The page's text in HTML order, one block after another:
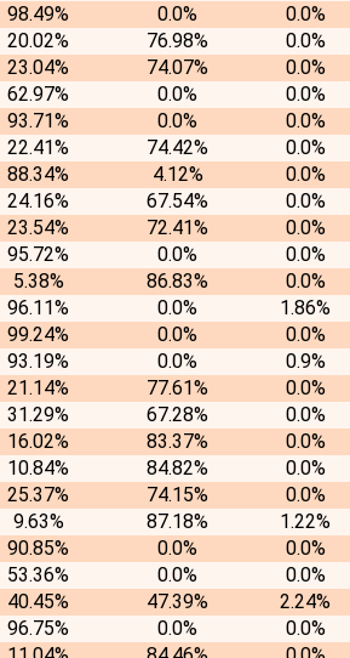
98.49% 0.0%
0.0%
20.02% 76.98%
0.0%
23.04% 74.07%
0.0%
62.97% 0.0%
0.0%
93.71% 0.0%
0.0%
22.41% 74.42%
0.0%
88.34% 4.12%
0.0%
24.16% 67.54%
0.0%
23.54% 72.41%
0.0%
95.72% 0.0%
0.0%
5.38% 86.83%
0.0%
96.11% 0.0%
1.86%
99.24% 0.0%
0.0%
93.19% 0.0%
0.9%
21.14% 77.61%
0.0%
31.29% 67.28%
0.0%
16.02% 83.37%
0.0%
10.84% 84.82%
0.0%
25.37% 74.15%
0.0%
9.63% 87.18%
1.22%
90.85% 0.0%
0.0%
53.36% 0.0%
0.0%
40.45% 47.39%
2.24%
96.75% 0.0%
0.0%